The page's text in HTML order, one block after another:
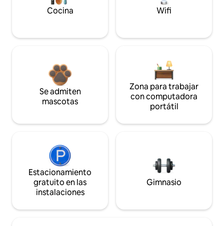
Cocina Wifi
Se admiten
mascotas
Zona para trabajar
con computadora
portátil
Estacionamiento
gratuito en las
instalaciones
Gimnasio